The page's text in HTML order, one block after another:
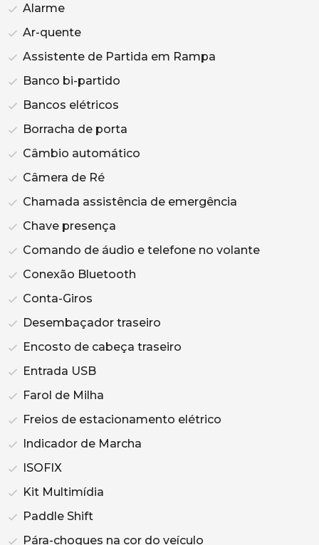
Alarme
Ar-quente
Assistente de Partida em Rampa
Banco bi-partido
Bancos elétricos
Borracha de porta
Câmbio automático
Câmera de Ré
Chamada assistência de emergência
Chave presença
Comando de áudio e telefone no volante
Conexão Bluetooth
Conta-Giros
Desembaçador traseiro
Encosto de cabeça traseiro
Entrada USB
Farol de Milha
Freios de estacionamento elétrico
Indicador de Marcha
ISOFIX
Kit Multimídia
Paddle Shift
Pára-choques na cor do veículo